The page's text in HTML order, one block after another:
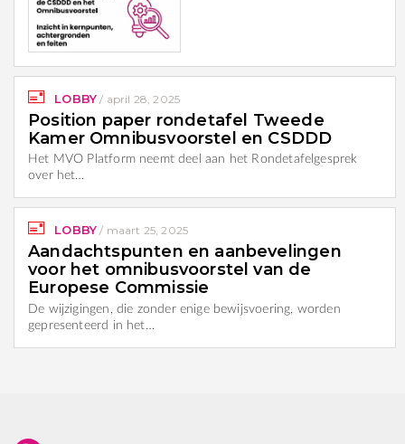
LOBBY / april 28, 2025
Position paper rondetafel Tweede
Kamer Omnibusvoorstel en CSDDD
Het MVO Platform neemt deel aan het Rondetafelgesprek
over het…
LOBBY / maart 25, 2025
Aandachtspunten en aanbevelingen
voor het omnibusvoorstel van de
Europese Commissie
De wijzigingen, die zonder enige bewijsvoering, worden
gepresenteerd in het…